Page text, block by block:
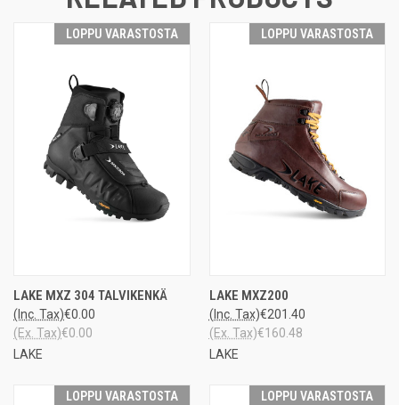
LOPPU VARASTOSTA
LAKE MXZ 304 TALVIKENKÄ
€0.00
(Inc. Tax)
€0.00
(Ex. Tax)
LAKE
LOPPU VARASTOSTA
LAKE MXZ200
€201.40
(Inc. Tax)
€160.48
(Ex. Tax)
LAKE
LOPPU VARASTOSTA LOPPU VARASTOSTA